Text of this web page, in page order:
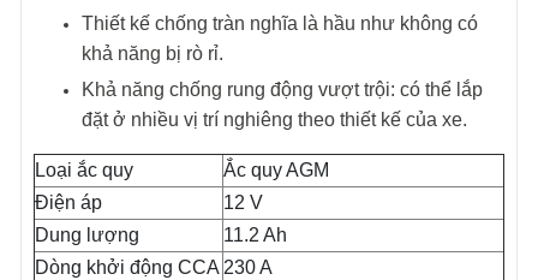
Thiết kế chống tràn nghĩa là hầu như không có
khả năng bị rò rỉ.
Khả năng chống rung động vượt trội: có thể lắp
đặt ở nhiều vị trí nghiêng theo thiết kế của xe.
Loại ắc quy
Ắc quy AGM
Điện áp
12 V
Dung lượng
11.2 Ah
Dòng khởi động CCA 230 A